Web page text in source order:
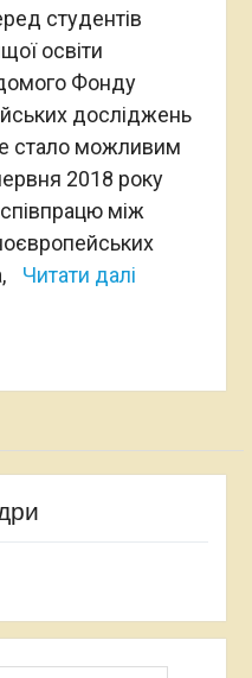
студентів
освіти
Фонду
досліджень
стало можливим
2018 року
між
Читати далі